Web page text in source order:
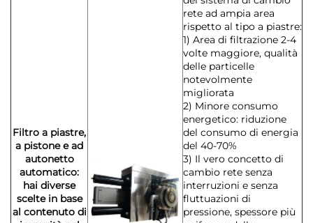
Filtro a piastre,
a pistone e ad
autonetto
automatico:
hai diverse
scelte in base
al contenuto di
rete ad ampia area
rispetto al tipo a piastre:
1) Area di filtrazione 2-4
volte maggiore, qualità
delle particelle
notevolmente
migliorata
2) Minore consumo
energetico: riduzione
del consumo di energia
del 40-70%
3) Il vero concetto di
cambio rete senza
interruzioni e senza
fluttuazioni di
pressione, spessore più